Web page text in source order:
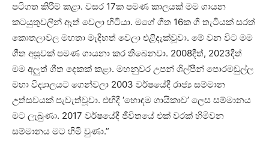
පටිගත කිරීම් කළා. වසර 17ක පමණ කාලයක් මම ගායන
කටයුතුවලින් ඈත් වෙලා හිටියා. මගේ ගීත 16ක ගී තැටියක් සරත්
කොතලාවල මහතා මැදිහත් වෙලා එළිදැක්වූවා. මේ වන විට මම
ගීත අසූවක් පමණ ගායනා කර තිබෙනවා. 2008දීත්, 2023දීත්
මම අලුත් ගීත දෙකක් කළා. මහනුවර උපන් ශිල්පීන් පොරමඩුල්ල
මහා විද්‍යාලයට ගෙන්වලා 2003 වර්ෂයේදී රාජ්‍ය සම්මාන
උත්සවයක් පැවැත්වූවා. එහිදී ‘හොඳම ගායිකාව’ ලෙස සම්මානය
මට ලැබුණා. 2017 වර්ෂයේදී ජීවිතයේ එක් වරක් හිමිවන
සම්මානය මට හිමි වුණා.”